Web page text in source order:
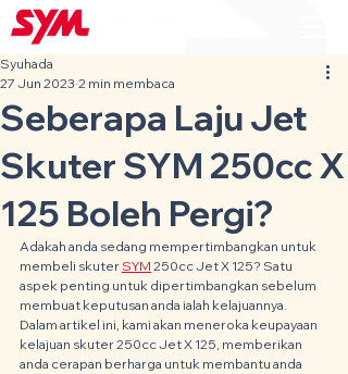
Seberapa Laju Jet
Skuter SYM 250cc X
125 Boleh Pergi?
Syuhada
27 Jun 2023 2 min membaca
Adakah anda sedang mempertimbangkan untuk
membeli skuter SYM 250cc Jet X 125? Satu
aspek penting untuk dipertimbangkan sebelum
membuat keputusan anda ialah kelajuannya.
Dalam artikel ini, kami akan meneroka keupayaan
kelajuan skuter 250cc Jet X 125, memberikan
anda cerapan berharga untuk membantu anda